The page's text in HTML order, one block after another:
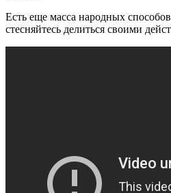
Есть еще масса народных
стесняйтесь делиться своими